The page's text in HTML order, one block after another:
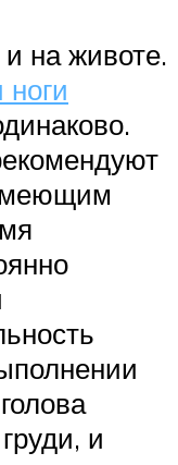
на животе.
и